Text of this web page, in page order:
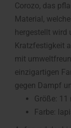
Corozo, das
Material,
hergestellt wird
Kratzfestigkeit
mit
einzigartigen
gegen Dampf
Größe: 11
Farbe: